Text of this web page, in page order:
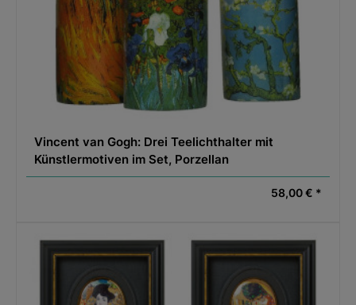
Vincent van Gogh: Drei Teelichthalter mit
Künstlermotiven im Set, Porzellan
58,00 € *